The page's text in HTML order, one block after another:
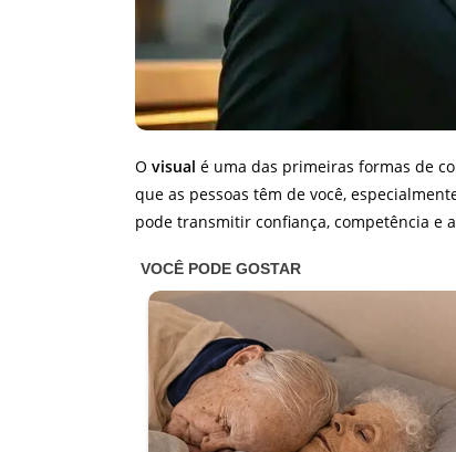
O visual é uma das primeiras formas de
que as pessoas têm de você,
pode transmitir confiança, competência e